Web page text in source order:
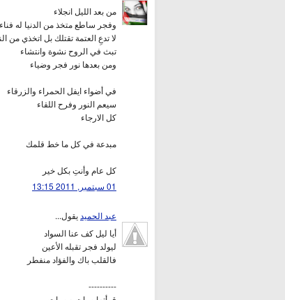
من بعد الليل انجلاء
وفجر ساطع متخذ من الدنيا له فناء
لا تدعِ العتمة تقتلك بل اتخذي من
تبث في الروح نشوة وانتشاء
ومن بعدها نور فجر وضياء
في أضواء ايفل الحمراء والزرقاء
سيعم النور وفرح اللقاء
كل الارجاء
مبدعة في كل ما خط قلمك
كل عام وأنتِ بكل خير
01 سبتمبر, 2011 13:15
عبد الحميد يقول...
أيا ليل كف عنا السواد
ليولد فجر تقبله الأعين
فالقلب باك والفؤاد منفطر
----------